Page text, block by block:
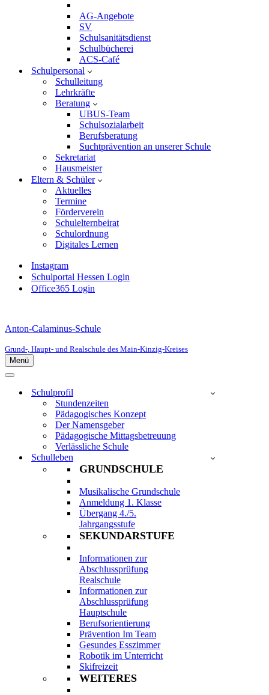
AG-Angebote
SV
Schulsanitätsdienst
Schulbücherei
ACS-Café
Schulpersonal
Schulleitung
Lehrkräfte
Beratung
UBUS-Team
Schulsozialarbeit
Berufsberatung
Suchtprävention an unserer Schule
Sekretariat
Hausmeister
Eltern & Schüler
Aktuelles
Termine
Förderverein
Schulelternbeirat
Schulordnung
Digitales Lernen
Instagram
Schulportal Hessen Login
Office365 Login
Anton-Calaminus-Schule
Grund-, Haupt- und Realschule des Main-Kinzig-Kreises
Menü
Navigationsmenü
Navigationsmenü
Schulprofil
Stundenzeiten
Pädagogisches Konzept
Der Namensgeber
Pädagogische Mittagsbetreuung
Verlässliche Schule
Schulleben
GRUNDSCHULE
Musikalische Grundschule
Anmeldung 1. Klasse
Übergang 4./5.
Jahrgangsstufe
SEKUNDARSTUFE
Informationen zur
Abschlussprüfung
Realschule
Informationen zur
Abschlussprüfung
Hauptschule
Berufsorientierung
Prävention Im Team
Gesundes Esszimmer
Robotik im Unterricht
Skifreizeit
WEITERES